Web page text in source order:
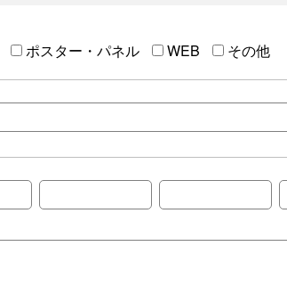
ポスター・パネル WEB その他